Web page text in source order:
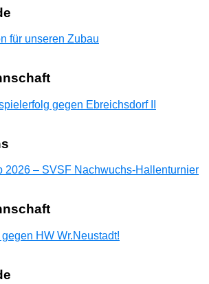
für unseren Zubau
gegen Ebreichsdorf II
2026 – SVSF Nachwuchs-Hallenturnier
HW Wr.Neustadt!